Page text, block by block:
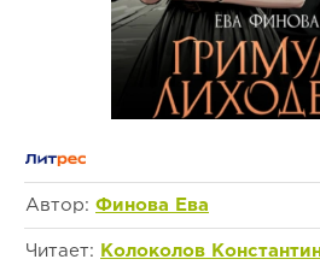
Автор: Финова Ева
Читает: Колоколов